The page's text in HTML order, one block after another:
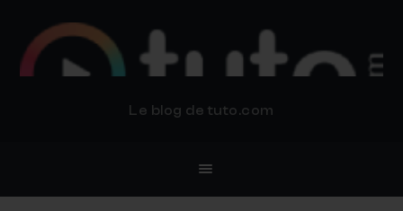
Le blog de tuto.com